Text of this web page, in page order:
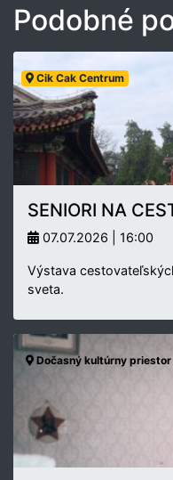
Podobné
Cik Cak Centrum
SENIORI NA
07.07.2026 | 16:00
Výstava
sveta.
Dočasný kultúrny